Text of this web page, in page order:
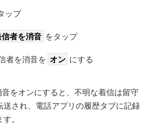
ップ
者を消音 をタップ
者を消音を オン にする
をオンにすると、不明な着信は留守
され、電話アプリの履歴タブに記録
。